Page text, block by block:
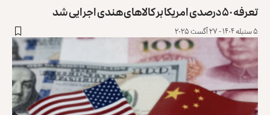
تعرفه ۵۰ درصدی امریکا بر کالاهای هندی اجرایی شد
۵ سنبله ۱۴۰۴ - ۲۷ آگست ۲۰۲۵